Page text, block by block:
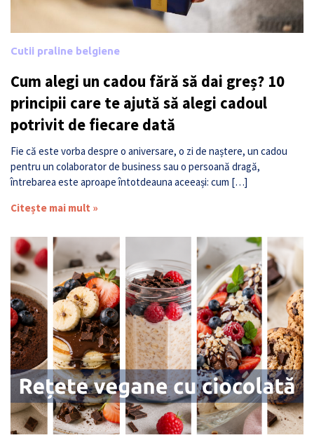
Cutii praline belgiene
Cum alegi un cadou fără să dai greș? 10
principii care te ajută să alegi cadoul
potrivit de fiecare dată
Fie că este vorba despre o aniversare, o zi de naștere, un cadou
pentru un colaborator de business sau o persoană dragă,
întrebarea este aproape întotdeauna aceeași: cum […]
Citește mai mult »